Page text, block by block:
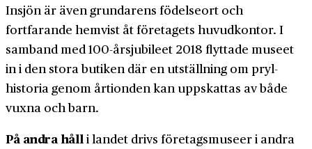
Insjön är även grundarens födelseort och
fortfarande hemvist åt företagets huvud­kontor. I
samband med 100-årsjubileet 2018 flyttade museet
in i den stora butiken där en utställning om pryl­
historia genom årtionden kan uppskattas av både
vuxna och barn.
På andra hålli landet drivs företags­museer i andra